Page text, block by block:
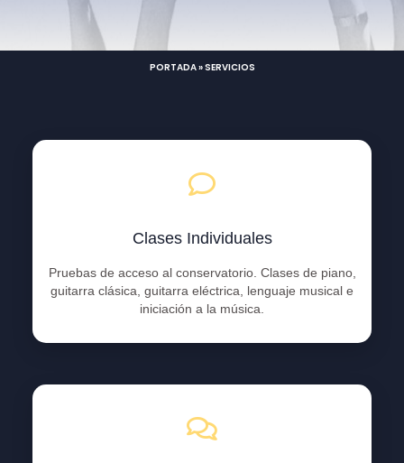
PORTADA»SERVICIOS
Clases Individuales
Pruebas de acceso al conservatorio. Clases de piano,
guitarra clásica, guitarra eléctrica, lenguaje musical e
iniciación a la música.